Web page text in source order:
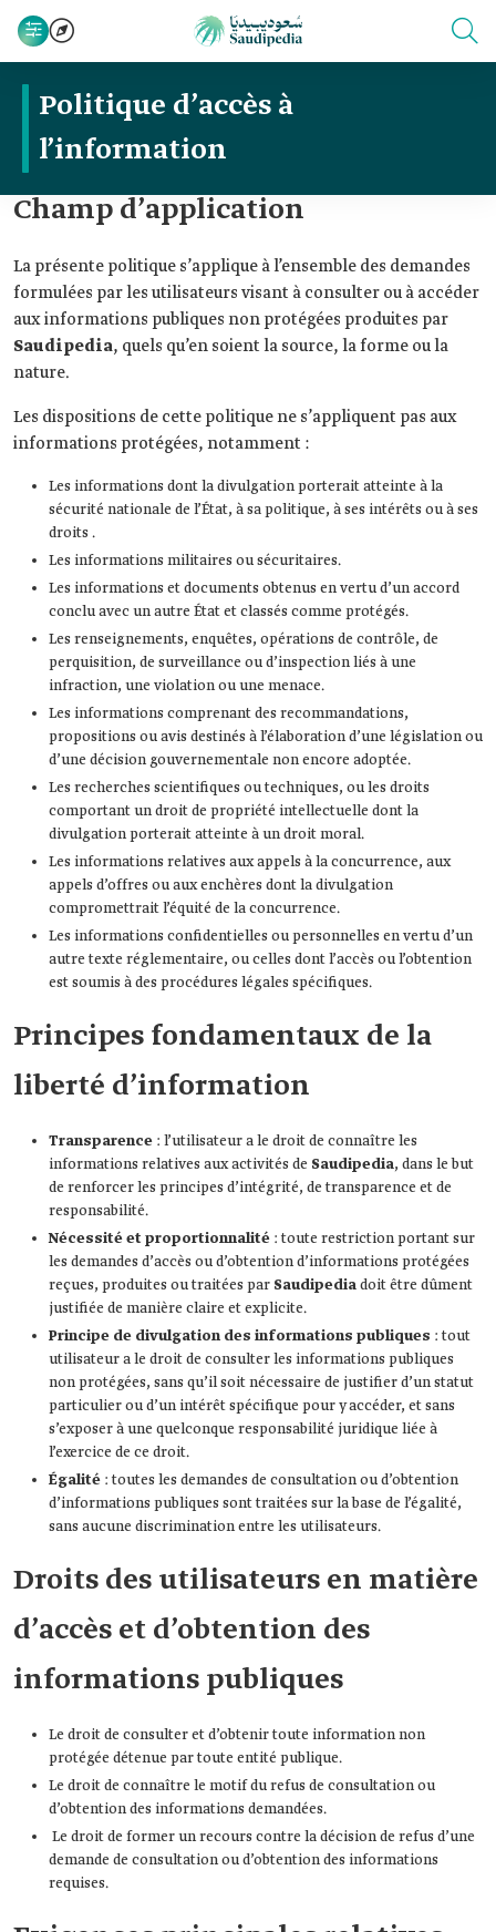
Politique d’accès à
l’information
Champ d’application
La présente politique s’applique à l’ensemble des demandes
formulées par les utilisateurs visant à consulter ou à accéder
aux informations publiques non protégées produites par
Saudipedia, quels qu’en soient la source, la forme ou la
nature.
Les dispositions de cette politique ne s’appliquent pas aux
informations protégées, notamment :
Les informations dont la divulgation porterait atteinte à la
sécurité nationale de l’État, à sa politique, à ses intérêts ou à ses
droits .
Les informations militaires ou sécuritaires.
Les informations et documents obtenus en vertu d’un accord
conclu avec un autre État et classés comme protégés.
Les renseignements, enquêtes, opérations de contrôle, de
perquisition, de surveillance ou d’inspection liés à une
infraction, une violation ou une menace.
Les informations comprenant des recommandations,
propositions ou avis destinés à l’élaboration d’une législation ou
d’une décision gouvernementale non encore adoptée.
Les recherches scientifiques ou techniques, ou les droits
comportant un droit de propriété intellectuelle dont la
divulgation porterait atteinte à un droit moral.
Les informations relatives aux appels à la concurrence, aux
appels d’offres ou aux enchères dont la divulgation
compromettrait l’équité de la concurrence.
Les informations confidentielles ou personnelles en vertu d’un
autre texte réglementaire, ou celles dont l’accès ou l’obtention
est soumis à des procédures légales spécifiques.
Principes fondamentaux de la
liberté d’information
Transparence : l’utilisateur a le droit de connaître les
informations relatives aux activités de Saudipedia, dans le but
de renforcer les principes d’intégrité, de transparence et de
responsabilité.
Nécessité et proportionnalité : toute restriction portant sur
les demandes d’accès ou d’obtention d’informations protégées
reçues, produites ou traitées par Saudipediadoit être dûment
justifiée de manière claire et explicite.
Principe de divulgation des informations publiques : tout
utilisateur a le droit de consulter les informations publiques
non protégées, sans qu’il soit nécessaire de justifier d’un statut
particulier ou d’un intérêt spécifique pour y accéder, et sans
s’exposer à une quelconque responsabilité juridique liée à
l’exercice de ce droit.
Égalité : toutes les demandes de consultation ou d’obtention
d’informations publiques sont traitées sur la base de l’égalité,
sans aucune discrimination entre les utilisateurs.
Droits des utilisateurs en matière
d’accès et d’obtention des
informations publiques
Le droit de consulter et d’obtenir toute information non
protégée détenue par toute entité publique.
Le droit de connaître le motif du refus de consultation ou
d’obtention des informations demandées.
Le droit de former un recours contre la décision de refus d’une
demande de consultation ou d’obtention des informations
requises.